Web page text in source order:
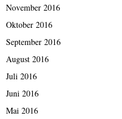
November 2016
Oktober 2016
September 2016
August 2016
Juli 2016
Juni 2016
Mai 2016